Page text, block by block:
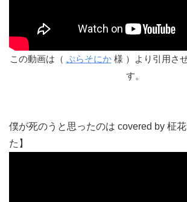
この動画は（ ぷらそにか様 ）より引用さ
す。
僕が死のうと思ったのは covered by 柾
た】